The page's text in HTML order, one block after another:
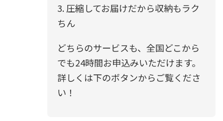
3. 圧縮してお届けだから収納もラク
ちん
どちらのサービスも、全国どこから
でも24時間お申込みいただけます。
詳しくは下のボタンからご覧くださ
い！